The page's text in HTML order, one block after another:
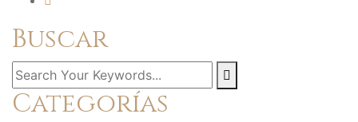
Buscar
Categorías